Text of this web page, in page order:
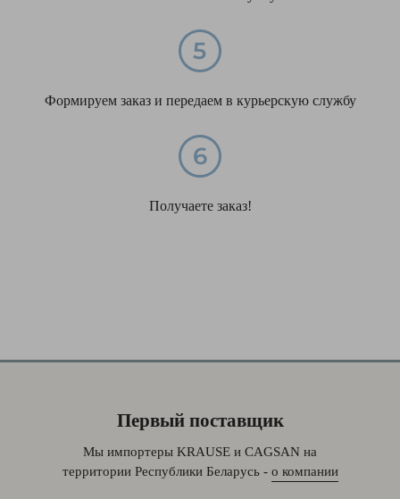
Формируем заказ и передаем в курьерскую службу
Получаете заказ!
Первый поставщик
Мы импортеры KRAUSE и CAGSAN на
территории Республики Беларусь - о компании